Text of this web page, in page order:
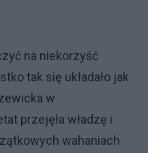
na niekorzyść
tak się układało jak
w
przejęła władzę i
wahaniach